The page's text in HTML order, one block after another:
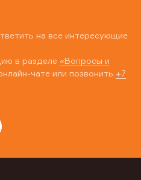
на все интересующие
в разделе «Вопросы и
чате или позвонить +7